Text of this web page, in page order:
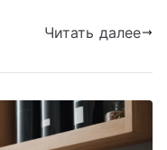
Читать далее